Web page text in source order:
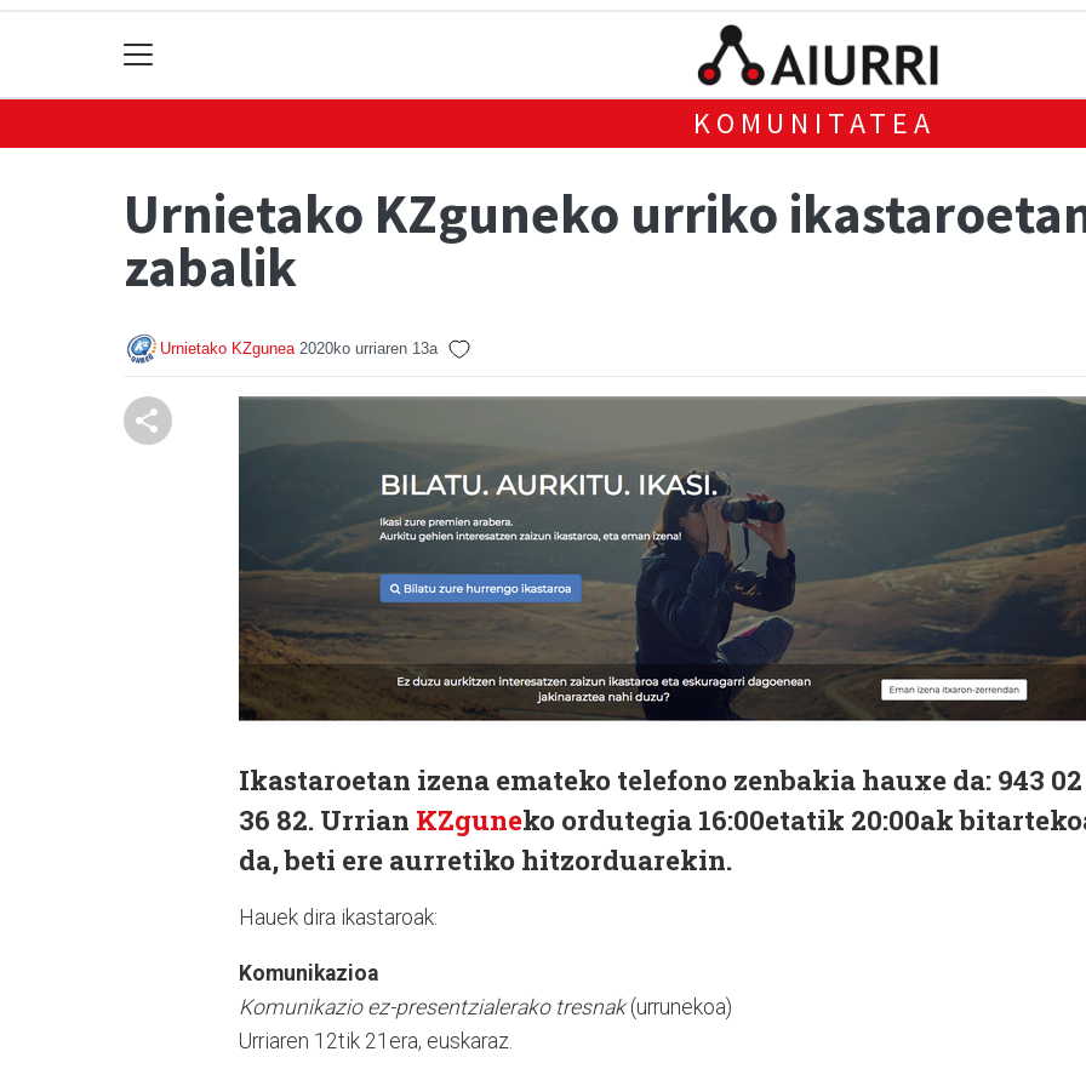
KOMUNITATEA
Urnietako KZguneko urriko
zabalik
Urnietako KZgunea 2020ko urriaren 13a
Ikastaroetan izena emateko telefono zenbakia hauxe da: 943 02
36 82. Urrian KZguneko ordutegia 16:00etatik 20:00ak
da, beti ere aurretiko hitzorduarekin.
Hauek dira ikastaroak:
Komunikazioa
Komunikazio ez-presentzialerako tresnak (urrunekoa)
Urriaren 12tik 21era, euskaraz.